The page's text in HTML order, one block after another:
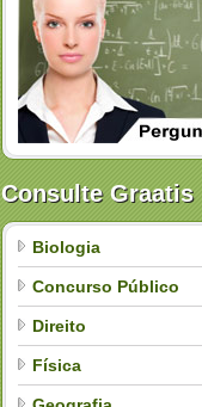
Consulte Graatis
Biologia
Concurso Público
Direito
Física